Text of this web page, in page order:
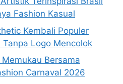
Fashion Kasual
Kembali Populer
Tanpa Logo Mencolok
Bersama
Carnaval 2026